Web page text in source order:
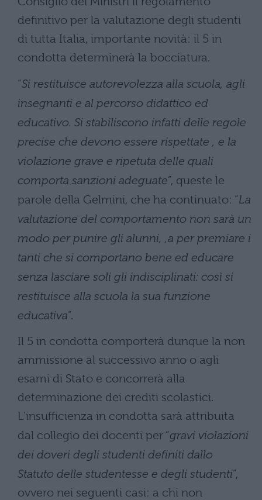
definitivo per la valutazione degli studenti
di tutta Italia, importante novità: il 5 in
condotta determinerà la bocciatura.
“Si restituisce autorevolezza alla scuola, agli
insegnanti e al percorso didattico ed
educativo. Si stabiliscono infatti delle regole
precise che devono essere rispettate , e la
violazione grave e ripetuta delle quali
comporta sanzioni adeguate”, queste le
parole della Gelmini, che ha continuato: “La
valutazione del comportamento non sarà un
modo per punire gli alunni, ,a per premiare i
tanti che si comportano bene ed educare
senza lasciare soli gli indisciplinati: così si
restituisce alla scuola la sua funzione
educativa”.
Il 5 in condotta comporterà dunque la non
ammissione al successivo anno o agli
esami di Stato e concorrerà alla
determinazione dei crediti scolastici.
L’insufficienza in condotta sarà attribuita
dal collegio dei docenti per “gravi violazioni
dei doveri degli studenti definiti dallo
Statuto delle studentesse e degli studenti”,
ovvero nei seguenti casi: a chi non